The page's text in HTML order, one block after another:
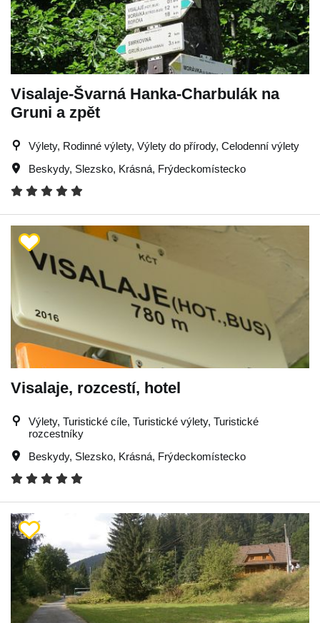
Visalaje-Švarná Hanka-Charbulák na
Gruni a zpět
Výlety, Rodinné výlety, Výlety do přírody, Celodenní výlety
Beskydy, Slezsko, Krásná, Frýdeckomístecko
Visalaje, rozcestí, hotel
Výlety, Turistické cíle, Turistické výlety, Turistické
rozcestníky
Beskydy, Slezsko, Krásná, Frýdeckomístecko